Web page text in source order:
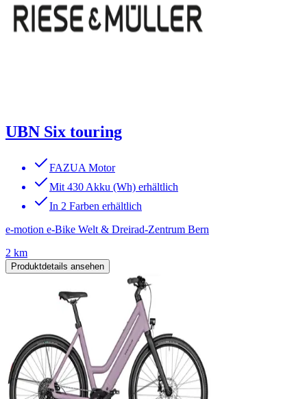
UBN Six touring
FAZUA Motor
Mit 430 Akku (Wh) erhältlich
In 2 Farben erhältlich
e-motion e-Bike Welt & Dreirad-Zentrum Bern
2 km
Produktdetails ansehen